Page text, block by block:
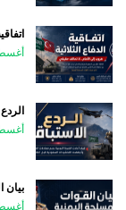
أغسطس
أغسطس
بيان
أغسطس